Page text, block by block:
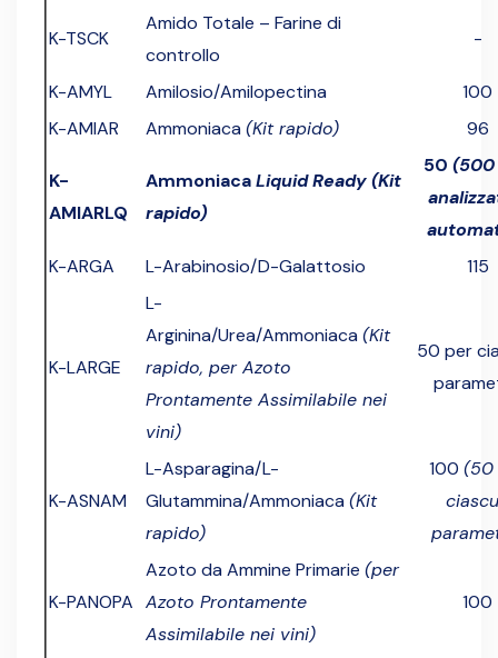
K-TSCK
Amido Totale – Farine di
controllo
-
K-AMYL Amilosio/Amilopectina
100
K-AMIAR
Ammoniaca(Kit rapido) 96
K-
AMIARLQ
AmmoniacaLiquid Ready(Kit
rapido)
50 (500
K-ARGA
L-Arabinosio/D-Galattosio 115
K-LARGE
L-
Arginina/Urea/Ammoniaca(Kit
rapido, per Azoto
Prontamente Assimilabile nei
vini)
50 per
K-ASNAM
L-Asparagina/L-
Glutammina/Ammoniaca(Kit
rapido)
100 (50
K-PANOPA
Azoto da Ammine Primarie (per
Azoto Prontamente
Assimilabile nei vini)
100